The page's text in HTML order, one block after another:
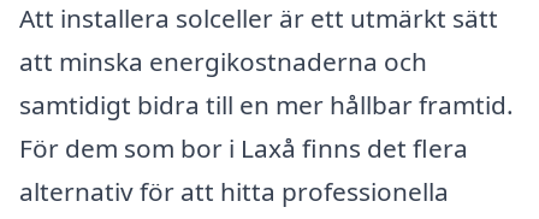
Att installera solceller är ett utmärkt sätt
att minska energikostnaderna och
samtidigt bidra till en mer hållbar framtid.
För dem som bor i Laxå finns det flera
alternativ för att hitta professionella